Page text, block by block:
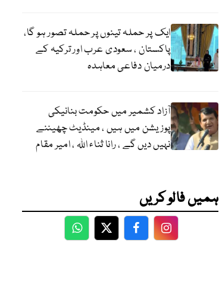
ایک پر حملہ تینوں پر حملہ تصور ہو گا،
پاکستان ، سعودی عرب اور ترکیہ کے
درمیان دفاعی معاہدہ
آزاد کشمیر میں حکومت بنانیکی
پوزیشن میں ہیں ، مینڈیٹ چھیننے
نہیں دیں گے ، رانا ثناء اللہ ، امیر مقام
ہمیں فالو کریں
WhatsApp
TwitterFacebookFacebook